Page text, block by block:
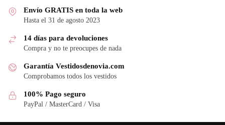
Envío GRATIS en toda la web
Hasta el 31 de agosto 2023
14 días para devoluciones
Compra y no te preocupes de nada
Garantía Vestidosdenovia.com
Comprobamos todos los vestidos
100% Pago seguro
PayPal / MasterCard / Visa